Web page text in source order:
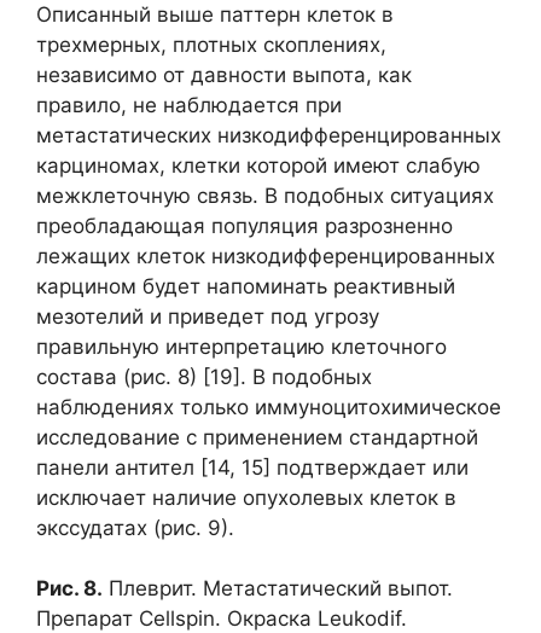
Описанный выше паттерн клеток в
трехмерных, плотных скоплениях,
независимо от давности выпота, как
правило, не наблюдается при
метастатических низкодифференцированных
карциномах, клетки которой имеют слабую
межклеточную связь. В подобных ситуациях
преобладающая популяция разрозненно
лежащих клеток низкодифференцированных
карцином будет напоминать реактивный
мезотелий и приведет под угрозу
правильную интерпретацию клеточного
состава (рис. 8) [19]. В подобных
наблюдениях только иммуноцитохимическое
исследование с применением стандартной
панели антител [14, 15] подтверждает или
исключает наличие опухолевых клеток в
экссудатах (рис. 9).
Рис. 8. Плеврит. Метастатический выпот.
Препарат Cellspin. Окраска Leukodif.